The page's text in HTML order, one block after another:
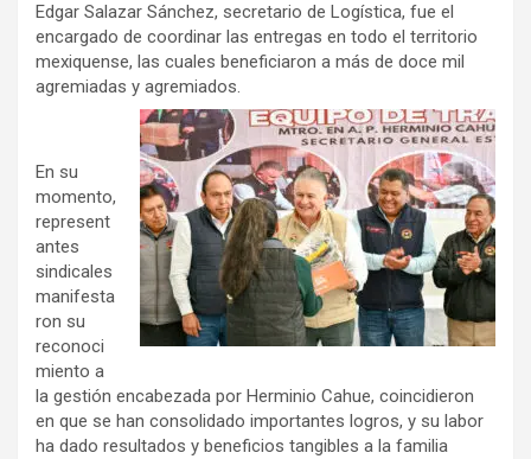
Edgar Salazar Sánchez, secretario de Logística, fue el
encargado de coordinar las entregas en todo el territorio
mexiquense, las cuales beneficiaron a más de doce mil
agremiadas y agremiados.
En su
momento,
represent
antes
sindicales
manifesta
ron su
reconoci
miento a
la gestión encabezada por Herminio Cahue, coincidieron
en que se han consolidado importantes logros, y su labor
ha dado resultados y beneficios tangibles a la familia